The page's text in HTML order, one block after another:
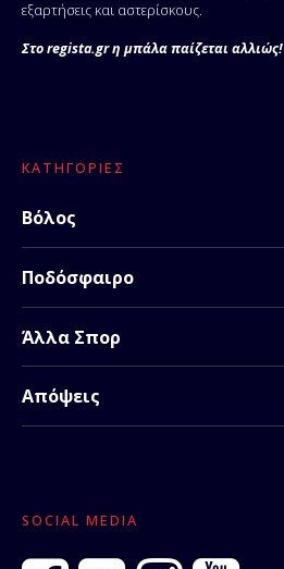
εξαρτήσεις και αστερίσκους.
Στο regista.gr η μπάλα παίζεται αλλιώς!
ΚΑΤΗΓΟΡΊΕΣ
Βόλος
Ποδόσφαιρο
Άλλα Σπορ
Απόψεις
SOCIAL MEDIA